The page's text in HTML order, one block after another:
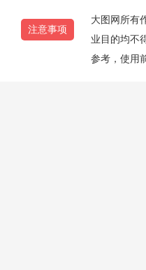
注意事项
大图网所有
业目的均不
参考，使用